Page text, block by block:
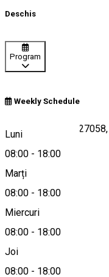
Deschis
Program
Weekly Schedule
Luni
08:00 - 18:00
Marți
08:00 - 18:00
Miercuri
08:00 - 18:00
Joi
08:00 - 18:00
Tălișoara nr. 36,
Hartă